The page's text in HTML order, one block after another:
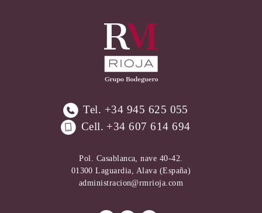
Tel. +34 945 625 055
Cell. +34 607 614 694
Pol. Casablanca, nave 40-42.
01300 Laguardia, Alava (España)
administracion@rmrioja.com